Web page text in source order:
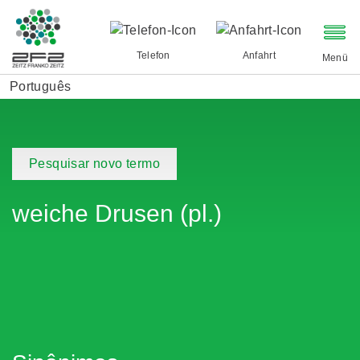
Menü
Telefon Anfahrt
Português
Pesquisar novo termo
weiche Drusen (pl.)